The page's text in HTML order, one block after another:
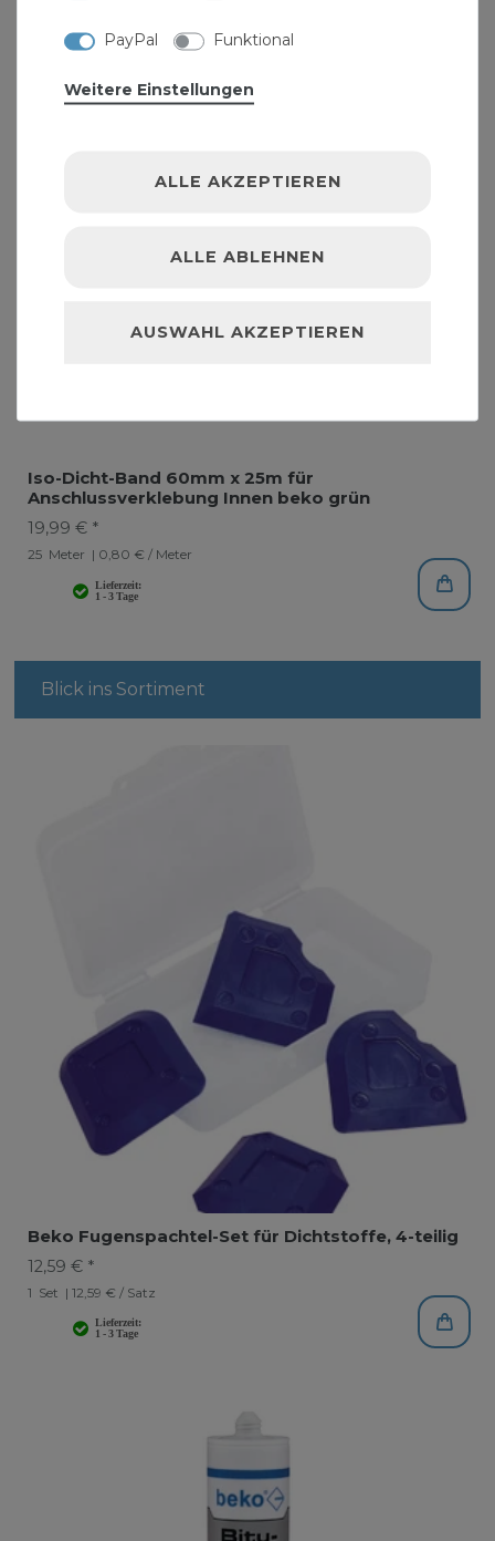
Iso-Dicht-Band 60mm x 25m für
Anschlussverklebung Innen beko grün
19,99 € *
25 Meter | 0,80 € / Meter
Blick ins Sortiment
Beko Fugenspachtel-Set für Dichtstoffe, 4-teilig
12,59 € *
1 Set | 12,59 € / Satz
PayPal Funktional
Weitere Einstellungen
ALLE AKZEPTIEREN
ALLE ABLEHNEN
AUSWAHL AKZEPTIEREN